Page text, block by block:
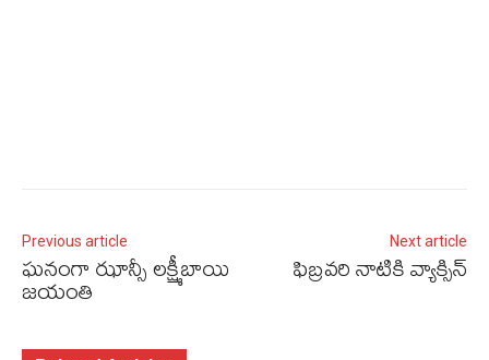
Previous article
ఘనంగా ఝాన్సీ లక్ష్మీబాయి
జయంతి
Next article
ఫిబ్రవరి నాటికి వ్యాక్సిన్‌